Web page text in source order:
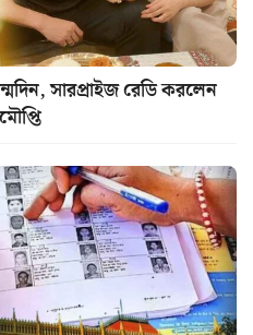
সারপ্রাইজ রেডি করলেন